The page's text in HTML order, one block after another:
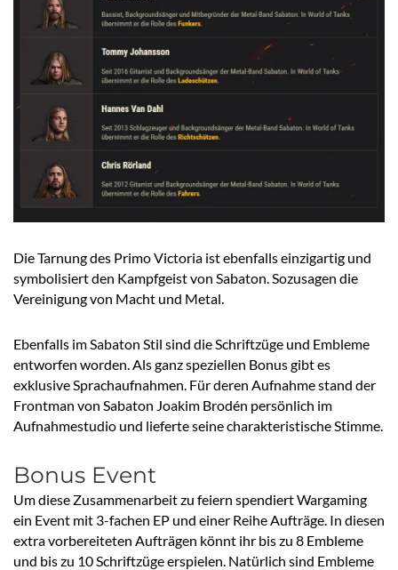
Die Tarnung des Primo Victoria ist ebenfalls einzigartig und
symbolisiert den Kampfgeist von Sabaton. Sozusagen die
Vereinigung von Macht und Metal.
Ebenfalls im Sabaton Stil sind die Schriftzüge und Embleme
entworfen worden. Als ganz speziellen Bonus gibt es
exklusive Sprachaufnahmen. Für deren Aufnahme stand der
Frontman von Sabaton Joakim Brodén persönlich im
Aufnahmestudio und lieferte seine charakteristische Stimme.
Bonus Event
Um diese Zusammenarbeit zu feiern spendiert Wargaming
ein Event mit 3-fachen EP und einer Reihe Aufträge. In diesen
extra vorbereiteten Aufträgen könnt ihr bis zu 8 Embleme
und bis zu 10 Schriftzüge erspielen. Natürlich sind Embleme